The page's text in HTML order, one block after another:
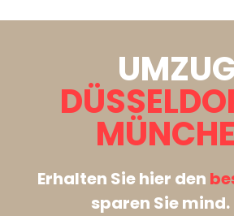
Erhalten Sie hier den
sparen Sie